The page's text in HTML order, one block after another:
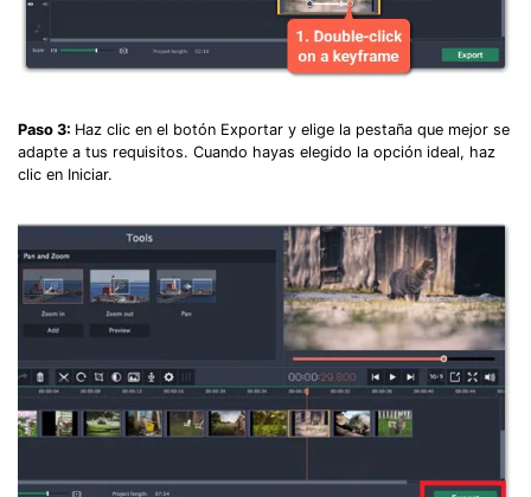
Paso 3: Haz clic en el botón Exportar y elige la pestaña que mejor se
adapte a tus requisitos. Cuando hayas elegido la opción ideal, haz
clic en Iniciar.